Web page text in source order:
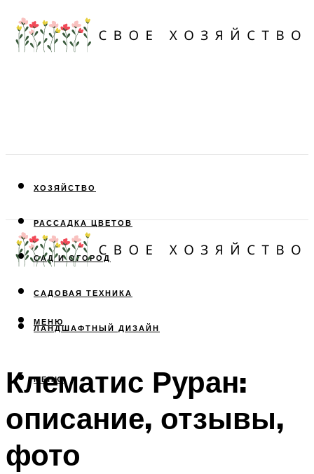
ХОЗЯЙСТВО
РАССАДКА ЦВЕТОВ
САД И ОГОРОД
САДОВАЯ ТЕХНИКА
ЛАНДШАФТНЫЙ ДИЗАЙН
МЕНЮ
МЕНЮ
Клематис Руран:
описание, отзывы,
фото